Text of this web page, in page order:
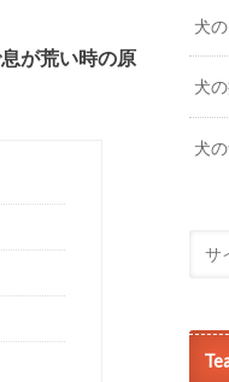
が荒い時の原
犬
犬
犬